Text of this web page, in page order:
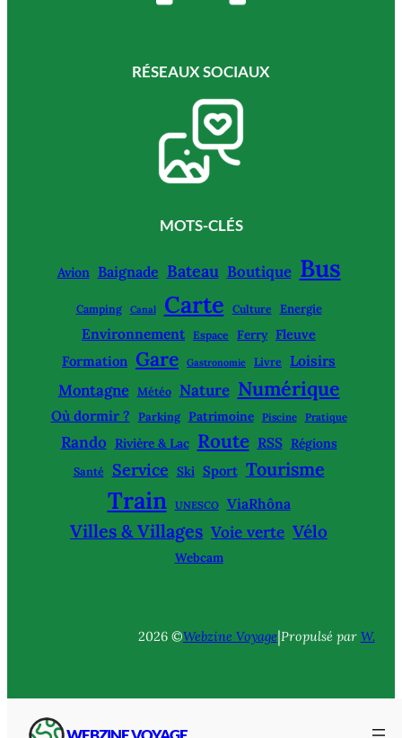
RÉSEAUX SOCIAUX
MOTS-CLÉS
Avion Baignade Bateau Boutique Bus
Camping Canal Carte Culture Energie
Environnement Espace Ferry Fleuve
Formation Gare Gastronomie Livre Loisirs
Montagne Météo Nature Numérique
Où dormir ? Parking Patrimoine Piscine Pratique
Rando Rivière & Lac Route RSS Régions
Santé Service Ski Sport Tourisme
Train UNESCO ViaRhôna
Villes & Villages Voie verte Vélo
Webcam
2026 ©Webzine Voyage|Propulsé par W.